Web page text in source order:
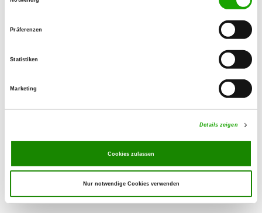
Präferenzen
Statistiken
Marketing
Details zeigen
Cookies zulassen
Nur notwendige Cookies verwenden
OG - Norderney
Details
OG - Südbrookmerland e.V.
26624 Südbrookmerland